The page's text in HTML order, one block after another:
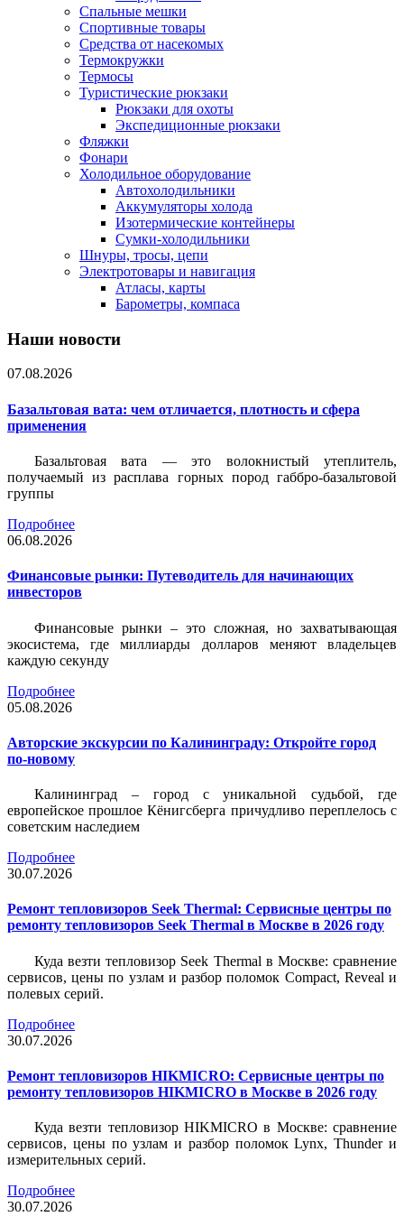
Спальные мешки
Спортивные товары
Средства от насекомых
Термокружки
Термосы
Туристические рюкзаки
Рюкзаки для охоты
Экспедиционные рюкзаки
Фляжки
Фонари
Холодильное оборудование
Автохолодильники
Аккумуляторы холода
Изотермические контейнеры
Сумки-холодильники
Шнуры, тросы, цепи
Электротовары и навигация
Атласы, карты
Барометры, компаса
Наши новости
07.08.2026
Базальтовая вата: чем отличается, плотность и сфера
применения
Базальтовая вата — это волокнистый утеплитель,
получаемый из расплава горных пород габбро-базальтовой
группы
Подробнее
06.08.2026
Финансовые рынки: Путеводитель для начинающих
инвесторов
Финансовые рынки – это сложная, но захватывающая
экосистема, где миллиарды долларов меняют владельцев
каждую секунду
Подробнее
05.08.2026
Авторские экскурсии по Калининграду: Откройте город
по-новому
Калининград – город с уникальной судьбой, где
европейское прошлое Кёнигсберга причудливо переплелось с
советским наследием
Подробнее
30.07.2026
Ремонт тепловизоров Seek Thermal: Сервисные центры по
ремонту тепловизоров Seek Thermal в Москве в 2026 году
Куда везти тепловизор Seek Thermal в Москве: сравнение
сервисов, цены по узлам и разбор поломок Compact, Reveal и
полевых серий.
Подробнее
30.07.2026
Ремонт тепловизоров HIKMICRO: Сервисные центры по
ремонту тепловизоров HIKMICRO в Москве в 2026 году
Куда везти тепловизор HIKMICRO в Москве: сравнение
сервисов, цены по узлам и разбор поломок Lynx, Thunder и
измерительных серий.
Подробнее
30.07.2026